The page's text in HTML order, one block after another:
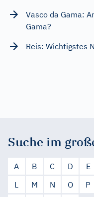
Vasco da Gama:
Gama?
Reis: Wichtigstes
Suche im
A B C D E
L
M N O P